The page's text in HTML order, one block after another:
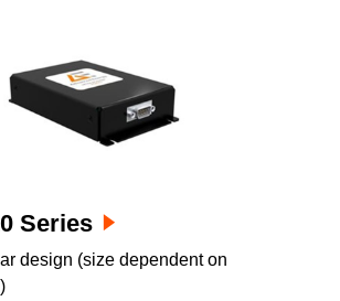
Series
design (size dependent on